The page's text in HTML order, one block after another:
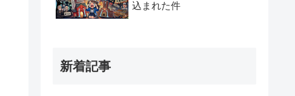
込まれた件
新着記事